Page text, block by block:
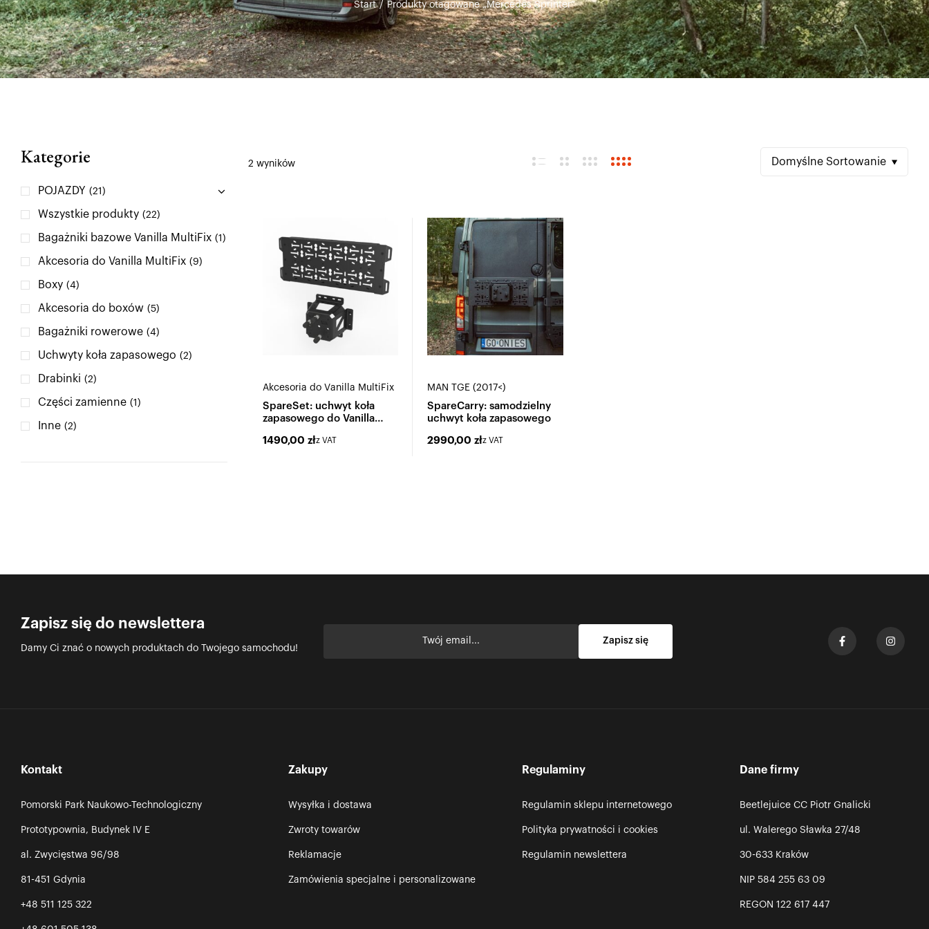
Start / Produkty otagowane „Mercedes Sprinter”
Kategorie
POJAZDY (21)
Wszystkie produkty (22)
Bagażniki bazowe Vanilla MultiFix (1)
Akcesoria do Vanilla MultiFix (9)
Boxy (4)
Akcesoria do boxów (5)
Bagażniki rowerowe (4)
Uchwyty koła zapasowego (2)
Drabinki (2)
Części zamienne (1)
Inne (2)
2 wyników Domyślne Sortowanie
Akcesoria do Vanilla MultiFix
SpareSet: uchwyt koła
zapasowego do Vanilla
1490,00 złz VAT
MAN TGE (2017<)
SpareCarry: samodzielny
uchwyt koła zapasowego
2990,00złz VAT
Zapisz się do newslettera
Damy Ci znać o nowych produktach do Twojego samochodu!
Kontakt
Pomorski Park Naukowo-Technologiczny
Prototypownia, Budynek IV E
al. Zwycięstwa 96/98
81-451 Gdynia
+48 511 125 322
Zakupy
Wysyłka i dostawa
Zwroty towarów
Reklamacje
Zamówienia specjalne i personalizowane
Regulaminy
Regulamin sklepu internetowego
Polityka prywatności i cookies
Regulamin newslettera
Dane firmy
Beetlejuice CC Piotr Gnalicki
ul. Walerego Sławka 27/48
30-633 Kraków
NIP 584 255 63 09
REGON 122 617 447